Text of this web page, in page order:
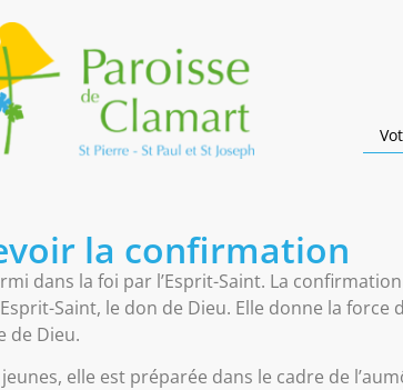
la confirmation
dans la foi par l’Esprit-Saint. La
Saint, le don de Dieu. Elle donne la
de Dieu.
elle est préparée dans le cadre de